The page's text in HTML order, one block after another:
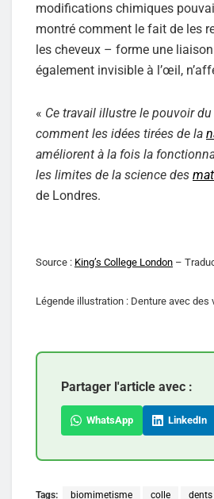
modifications chimiques
montré comment le fait de les
les cheveux – forme une
également invisible à l’œil,
« Ce travail illustre le pouvoir
comment les idées tirées de la
améliorent à la fois la
les limites de la science des
de Londres.
Source : King’s College London –
Légende illustration : Denture avec des
Partager l'article avec :
WhatsApp LinkedIn
Tags: biomimetisme colle dents